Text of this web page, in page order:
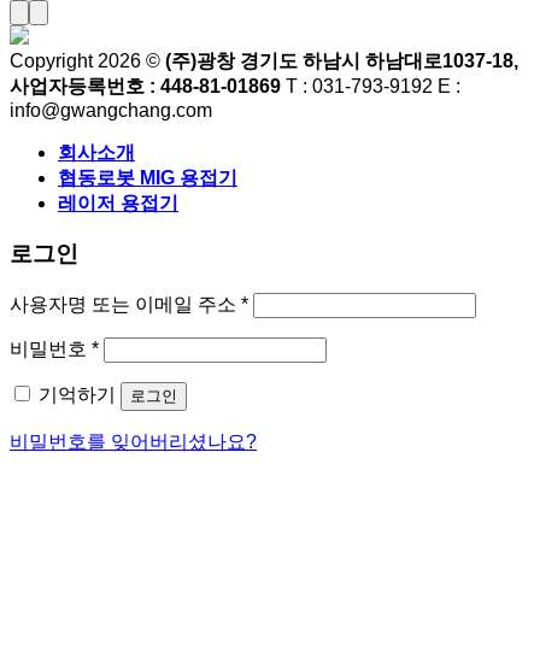
격:
$29.00.
격:
$29.00.
Copyright 2026 © (주)광창 경기도 하남시 하남대로1037-18,
사업자등록번호 : 448-81-01869 T : 031-793-9192 E :
info@gwangchang.com
회사소개
협동로봇 MIG 용접기
레이저 용접기
로그인
사용자명 또는 이메일 주소 *필
비밀번호 *필
항
기억하기 로그인
비밀번호를 잊어버리셨나요?